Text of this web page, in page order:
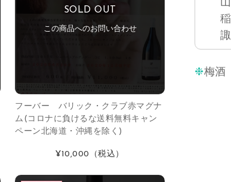
SOLD OUT
この商品へのお問い合わせ
フーバー バリック・クラブ赤マグナ
ム(コロナに負けるな送料無料キャン
ペーン北海道・沖縄を除く)
¥10,000 （税込）
梅酒